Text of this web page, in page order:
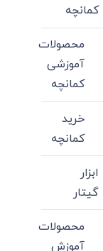
کمانچه
محصولات
آموزشی
کمانچه
خرید
کمانچه
ابزار
گیتار
محصولات
آموزش